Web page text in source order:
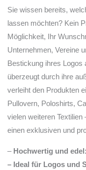
Sie wissen bereits,
lassen möchten? Kein
Möglichkeit, Ihr
Unternehmen, Vereine
Bestickung ihres Logos
überzeugt durch ihre
verleiht den Produkten
Pullovern, Poloshirts,
vielen weiteren
einen exklusiven und
–Hochwertig und
– Ideal für Logos und